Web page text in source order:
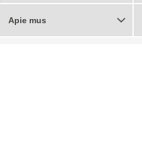
Apie mus